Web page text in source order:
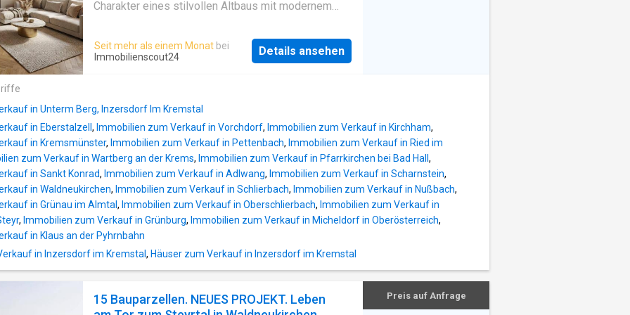
Ausstattungsmerkmalen schafft ein Wohngefühl,
das sich bewusst von klassischen Neubauprojekten
zudem sorgt eine Liftanlage für eine komfortable
Erreichbarkeit aller Ebenen. T
Charakter eines stilvollen Altbaus mit modernem
Sanierung, des Umbaus und Zubaus des ehemaligen
Glasererhauses werden insgesamt 14
ebenso wie für Anleger. Jede Einheit verfügt über
einen eigenen Freiraum in Form von Balkon, Terrasse
oder Loggia.Das Projekt überzeugt durch eine
durchdachte Grundrissplanung, helle Wohnräume und
ein stimmiges architektonisches Konzept. Die
Verbindung aus bestehender Bausubstanz,
moderner Architektur und hochwertigen
Ausstattungsmerkmalen schafft ein Wohngefühl,
das sich bewusst von klassischen Neubauprojekten
abhebt. Laut Bau- und Ausstattungsbeschreibung
sind die Wohnungen barrierefrei anpassbar geplant,
Erreichbarkeit aller Ebenen. T
Seit mehr als einem Monat bei
Immobilienscout24
Details ansehen
in Unterm Berg, Inzersdorf Im Kremstal
in Eberstalzell , Immobilien zum Verkauf in Vorchdorf, Immobilien zum Verkauf in Kirchham,
in Kremsmünster, Immobilien zum Verkauf in Pettenbach, Immobilien zum Verkauf in Ried im
zum Verkauf in Wartberg an der Krems, Immobilien zum Verkauf in Pfarrkirchen bei Bad Hall ,
in Sankt Konrad, Immobilien zum Verkauf in Adlwang, Immobilien zum Verkauf in Scharnstein,
in Waldneukirchen, Immobilien zum Verkauf in Schlierbach, Immobilien zum Verkauf in Nußbach,
in Grünau im Almtal , Immobilien zum Verkauf in Oberschlierbach, Immobilien zum Verkauf in
, Immobilien zum Verkauf in Grünburg, Immobilien zum Verkauf in Micheldorf in Oberösterreich,
in Klaus an der Pyhrnbahn
in Inzersdorf im Kremstal , Häuser zum Verkauf in Inzersdorf im Kremstal
15 Bauparzellen. NEUES PROJEKT. Leben
Preis auf Anfrage